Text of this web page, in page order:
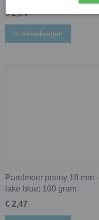
€ 2,94
In winkelwagen
Parelmoer penny 18 mm -
lake blue; 100 gram
€ 2,47